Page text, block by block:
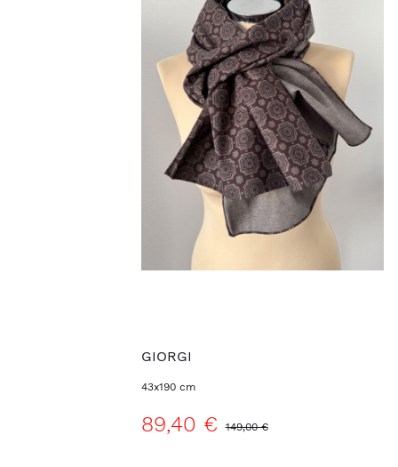
GIORGI
43x190 cm
89,40 € 149,00 €